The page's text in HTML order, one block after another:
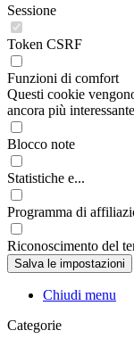
Sessione
Token CSRF
Funzioni di comfort
Questi cookie
ancora più
Blocco note
Statistiche e...
Programma di
Riconoscimento del
Chiudi menu
Categorie